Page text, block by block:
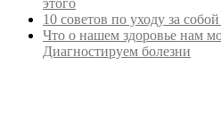
этого
10 советов по уходу за
Что о нашем здоровье нам
Диагностируем болезни